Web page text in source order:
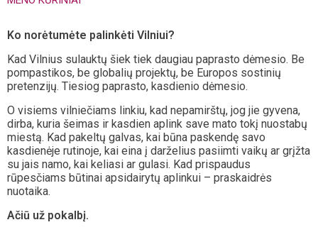
Ko norėtumėte palinkėti Vilniui?
Kad Vilnius sulauktų šiek tiek daugiau paprasto dėmesio. Be
pompastikos, be globalių projektų, be Europos sostinių
pretenzijų. Tiesiog paprasto, kasdienio dėmesio.
O visiems vilniečiams linkiu, kad nepamirštų, jog jie gyvena,
dirba, kuria šeimas ir kasdien aplink save mato tokį nuostabų
miestą. Kad pakeltų galvas, kai būna paskendę savo
kasdienėje rutinoje, kai eina į darželius pasiimti vaikų ar grįžta
su jais namo, kai keliasi ar gulasi. Kad prispaudus
rūpesčiams būtinai apsidairytų aplinkui – praskaidrės
nuotaika.
Ačiū už pokalbį.